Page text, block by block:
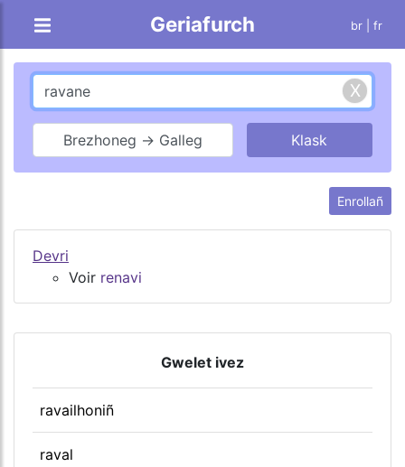
Geriafurch br | fr
Brezhoneg → Galleg
Enrollañ
Devri
Voir renavi
Gwelet ivez
ravailhoniñ
raval